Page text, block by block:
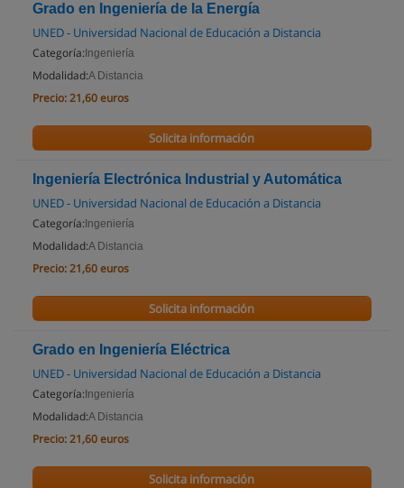
Grado en Ingeniería de la Energía
UNED - Universidad Nacional de Educación a Distancia
Categoría: Ingeniería
Modalidad:A Distancia
Precio:21,60 euros
Solicita información
Ingeniería Electrónica Industrial y Automática
UNED - Universidad Nacional de Educación a Distancia
Categoría: Ingeniería
Modalidad:A Distancia
Precio:21,60 euros
Solicita información
Grado en Ingeniería Eléctrica
UNED - Universidad Nacional de Educación a Distancia
Categoría: Ingeniería
Modalidad:A Distancia
Precio:21,60 euros
Solicita información